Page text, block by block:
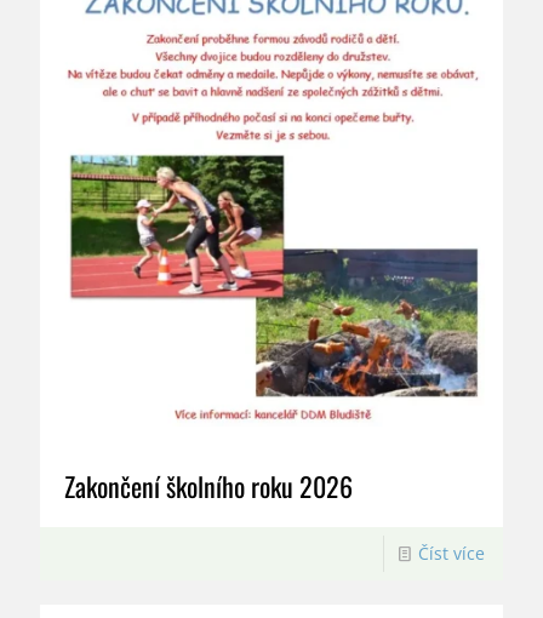
Zakončení školního roku 2026
Číst více